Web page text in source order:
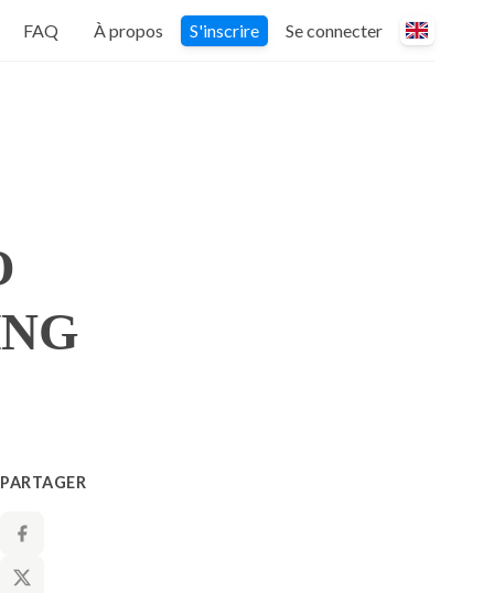
FAQ À propos S'inscrire Se connecter
PARTAGER